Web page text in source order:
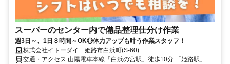
スーパーのセンター内で備品整理仕分け作業
週3日～、1日３時間～OK◎体力アップも叶う作業スタッフ！
株式会社イトーダイ 姫路市白浜町(S-60)
交通・アクセス 山陽電車本線「白浜の宮駅」徒歩10分 「姫路駅」か